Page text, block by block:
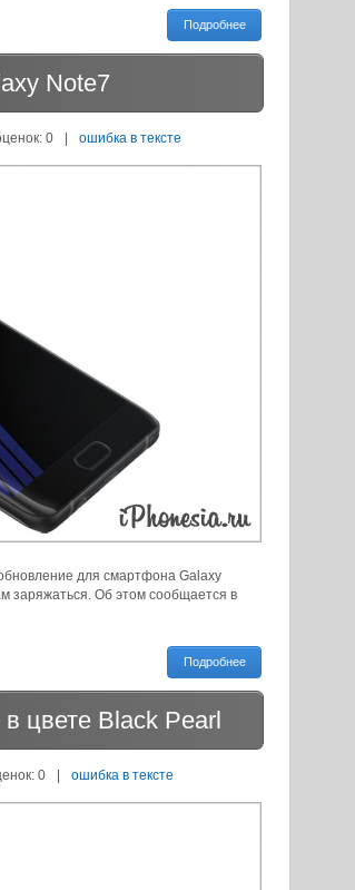
Подробнее
Note7
0 | ошибка в тексте
для смартфона Galaxy
заряжаться. Об этом сообщается в
Подробнее
цвете Black Pearl
0 | ошибка в тексте